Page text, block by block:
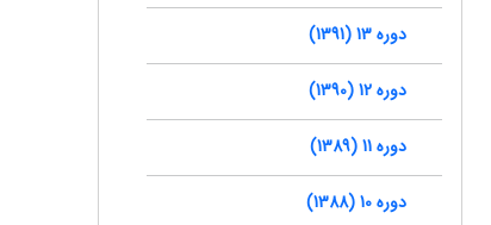
دوره 13 (1391)
دوره 12 (1390)
دوره 11 (1389)
دوره 10 (1388)